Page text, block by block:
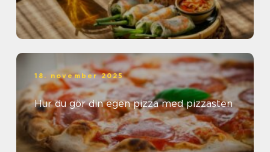
18. november 2025
Hur du gör din egen pizza med pizzasten